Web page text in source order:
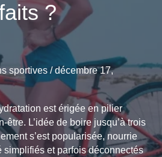
?
sportives /décembre 17,
est érigée en pilier
être. L’idée de boire jusqu’à trois
s’est popularisée, nourrie
simplifiés et parfois déconnectés